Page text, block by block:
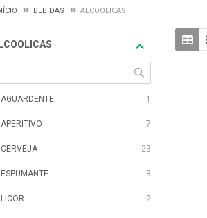
BEBIDAS ALCOOLICAS
AGUARDENTE 1
APERITIVO 7
CERVEJA 23
ESPUMANTE 3
LICOR 2